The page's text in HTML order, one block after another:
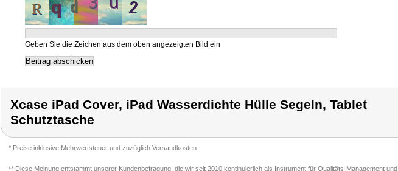
Geben Sie die Zeichen aus dem oben angezeigten Bild ein
Xcase iPad Cover, iPad Wasserdichte Hülle Segeln, Tablet
Schutztasche
* Preise inklusive Mehrwertsteuer und zuzüglich Versandkosten
** Diese Meinung entstammt unserer Kundenbefragung, die wir seit 2010 kontinuierlich als Instrument für Qualitäts-Management und